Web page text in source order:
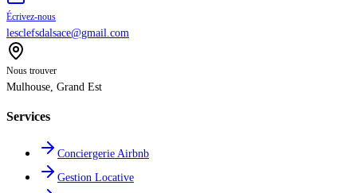
Écrivez-nous
lesclefsdalsace@gmail.com
Nous trouver
Mulhouse, Grand Est
Services
Conciergerie Airbnb
Gestion Locative